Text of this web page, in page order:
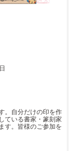
。自分だけの印を作
ている書家・篆刻家
す。皆様のご参加を